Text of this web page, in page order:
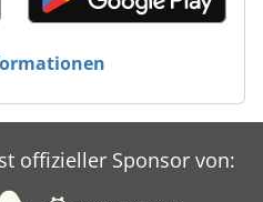
offizieller Sponsor von: